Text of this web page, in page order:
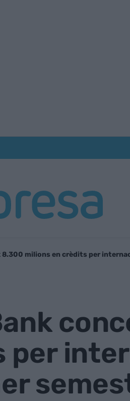
8.300 milions en crèdits per
per